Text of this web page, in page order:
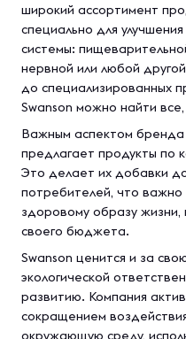
широкий ассортимент
специально для
системы:
нервной или любой
до специализированных
Swanson можно найти
Важным аспектом бренда
предлагает продукты по
Это делает их добавки
потребителей, что важно
здоровому образу жизни,
своего бюджета.
Swanson ценится и за
экологической
развитию. Компания
сокращением
окружающую среду,